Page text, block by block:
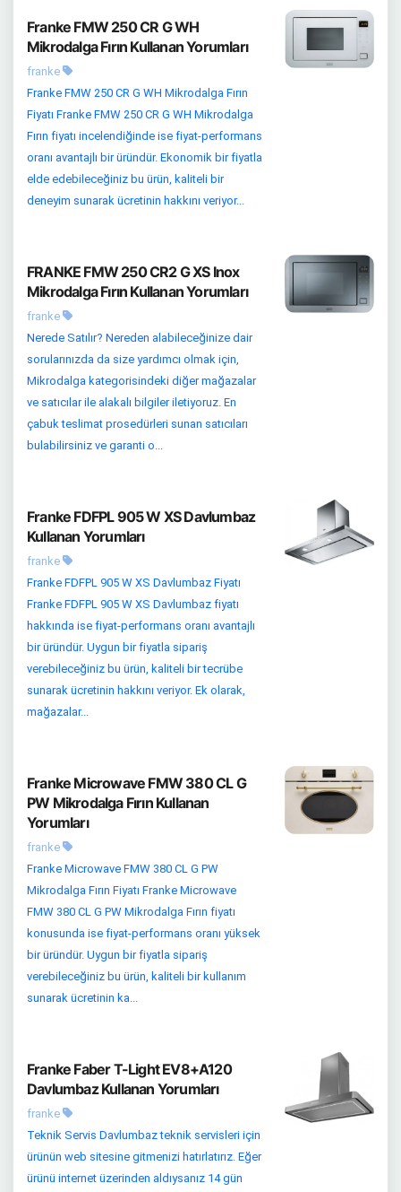
Franke FMW 250 CR G WH
Mikrodalga Fırın Kullanan Yorumları
franke
Franke FMW 250 CR G WH Mikrodalga Fırın
Fiyatı Franke FMW 250 CR G WH Mikrodalga
Fırın fiyatı incelendiğinde ise fiyat-performans
oranı avantajlı bir üründür. Ekonomik bir fiyatla
elde edebileceğiniz bu ürün, kaliteli bir
deneyim sunarak ücretinin hakkını veriyor...
FRANKE FMW 250 CR2 G XS Inox
Mikrodalga Fırın Kullanan Yorumları
franke
Nerede Satılır? Nereden alabileceğinize dair
sorularınızda da size yardımcı olmak için,
Mikrodalga kategorisindeki diğer mağazalar
ve satıcılar ile alakalı bilgiler iletiyoruz. En
çabuk teslimat prosedürleri sunan satıcıları
bulabilirsiniz ve garanti o...
Franke FDFPL 905 W XS Davlumbaz
Kullanan Yorumları
franke
Franke FDFPL 905 W XS Davlumbaz Fiyatı
Franke FDFPL 905 W XS Davlumbaz fiyatı
hakkında ise fiyat-performans oranı avantajlı
bir üründür. Uygun bir fiyatla sipariş
verebileceğiniz bu ürün, kaliteli bir tecrübe
sunarak ücretinin hakkını veriyor. Ek olarak,
mağazalar...
Franke Microwave FMW 380 CL G
PW Mikrodalga Fırın Kullanan
Yorumları
franke
Franke Microwave FMW 380 CL G PW
Mikrodalga Fırın Fiyatı Franke Microwave
FMW 380 CL G PW Mikrodalga Fırın fiyatı
konusunda ise fiyat-performans oranı yüksek
bir üründür. Uygun bir fiyatla sipariş
verebileceğiniz bu ürün, kaliteli bir kullanım
sunarak ücretinin ka...
Franke Faber T-Light EV8+A120
Davlumbaz Kullanan Yorumları
franke
Teknik Servis Davlumbaz teknik servisleri için
ürünün web sitesine gitmenizi hatırlatırız. Eğer
ürünü internet üzerinden aldıysanız 14 gün